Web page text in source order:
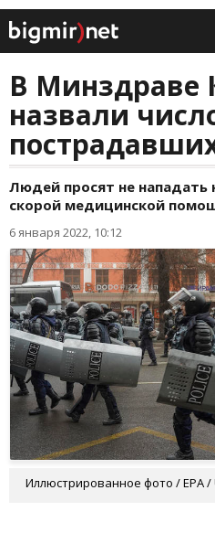
В Минздраве
назвали
Людей просят не
скорой медицинской
6 января 2022, 10:12
Иллюстрированное фото / EPA /